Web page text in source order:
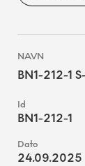
BN1-212-1
BN1-212-1
24.09.2025